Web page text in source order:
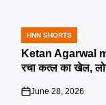
POSTED
IN
HNN SHORTS
Ketan Agarwal
रचा कत्ल का खेल,
on
June 28, 2026